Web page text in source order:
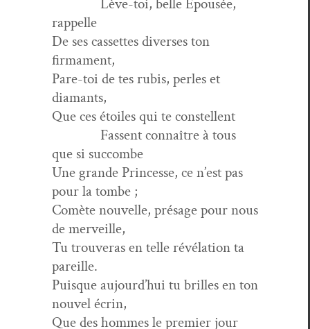
Lève-toi, belle Épousée,
rappelle
De ses cas­settes divers­es ton
firmament,
Pare-toi de tes rubis, per­les et
diamants,
Que ces étoiles qui te constellent
Fassent con­naître à tous
que si succombe
Une grande Princesse, ce n’est pas
pour la tombe ;
Comète nou­velle, présage pour nous
de merveille,
Tu trou­veras en telle révéla­tion ta
pareille.
Puisque aujourd’hui tu brilles en ton
nou­v­el écrin,
Que des hommes le pre­mier jour